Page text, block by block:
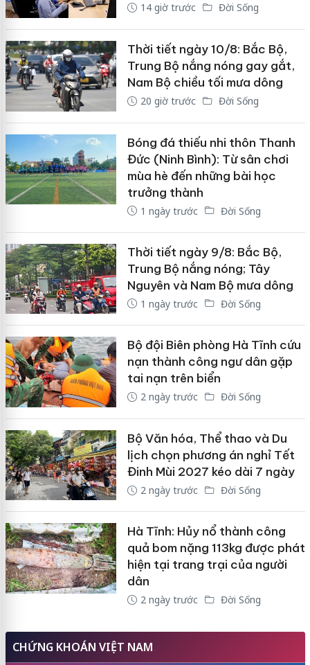
14 giờ trước Đời Sống
Thời tiết ngày 10/8: Bắc Bộ,
Trung Bộ nắng nóng gay gắt,
Nam Bộ chiều tối mưa dông
20 giờ trước Đời Sống
Bóng đá thiếu nhi thôn Thanh
Đức (Ninh Bình): Từ sân chơi
mùa hè đến những bài học
trưởng thành
1 ngày trước Đời Sống
Thời tiết ngày 9/8: Bắc Bộ,
Trung Bộ nắng nóng; Tây
Nguyên và Nam Bộ mưa dông
1 ngày trước Đời Sống
Bộ đội Biên phòng Hà Tĩnh cứu
nạn thành công ngư dân gặp
tai nạn trên biển
2 ngày trước Đời Sống
Bộ Văn hóa, Thể thao và Du
lịch chọn phương án nghỉ Tết
Đinh Mùi 2027 kéo dài 7 ngày
2 ngày trước Đời Sống
Hà Tĩnh: Hủy nổ thành công
quả bom nặng 113kg được phát
hiện tại trang trại của người
dân
2 ngày trước Đời Sống
CHỨNG KHOÁN VIỆT NAM